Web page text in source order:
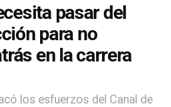
pasar del
para no
en la carrera
los esfuerzos del Canal de